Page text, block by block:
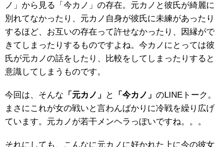
ノ」から見る「今カノ」の存在。元カノと彼氏が綺麗に
別れてなかったり、元カノ自身が彼氏に未練があったり
するほど、お互いの存在って許せなかったり、因縁がで
きてしまったりするものですよね。今カノにとっては彼
氏が元カノの話をしたり、比較をしてしまったりすると
意識してしまうものです。
今回は、そんな 「元カノ」 と 「今カノ」 のLINEトーク。
まさにこれが女の戦いと言わんばかりに冷戦を繰り広げ
ています。元カノが若干メンヘラっぽいですね。。。
それにしても、こんなに元カノに好かれた上に今の彼女